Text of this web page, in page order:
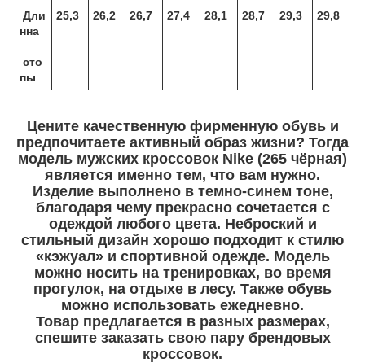
Дли
нна
сто
пы
25,3 26,2 26,7 27,4 28,1 28,7 29,3 29,8
Цените качественную фирменную обувь и
предпочитаете активный образ жизни? Тогда
модель мужских кроссовок Nike (265 чёрная)
является именно тем, что вам нужно.
Изделие выполнено в темно-синем тоне,
благодаря чему прекрасно сочетается с
одеждой любого цвета. Неброский и
стильный дизайн хорошо подходит к стилю
«кэжуал» и спортивной одежде. Модель
можно носить на тренировках, во время
прогулок, на отдыхе в лесу. Также обувь
можно использовать ежедневно.
Товар предлагается в разных размерах,
спешите заказать свою пару брендовых
кроссовок.